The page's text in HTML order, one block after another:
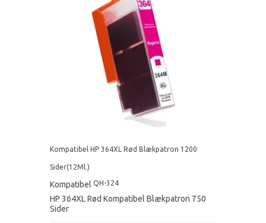
Kompatibel HP 364XL Rød Blækpatron 1200
Sider(12Ml.)
Kompatibel QH-324
HP 364XL Rød Kompatibel Blækpatron 750
Sider